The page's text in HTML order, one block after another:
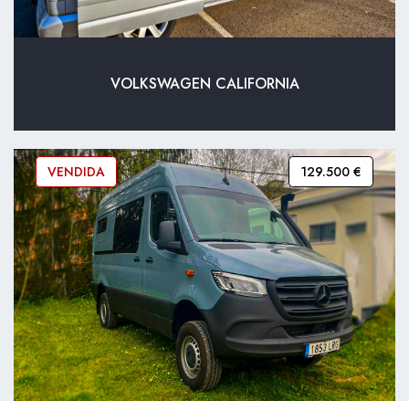
VOLKSWAGEN CALIFORNIA
VENDIDA 129.500 €